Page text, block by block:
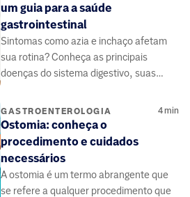
um guia para a saúde
gastrointestinal
Sintomas como azia e inchaço afetam
sua rotina? Conheça as principais
doenças do sistema digestivo, suas
GASTROENTEROLOGIA 4min
Ostomia: conheça o
procedimento e cuidados
necessários
A ostomia é um termo abrangente que
se refere a qualquer procedimento que